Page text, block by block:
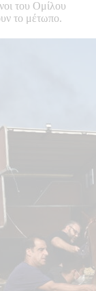
του Ομίλου
το μέτωπο.